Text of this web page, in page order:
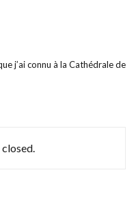
j’ai connu à la Cathédrale de